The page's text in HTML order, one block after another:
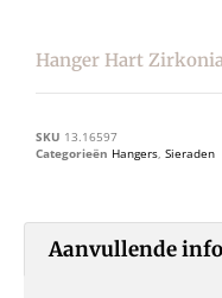
Hanger Hart
SKU 13.16597
Categorieën Hangers, Sieraden
Aanvullende